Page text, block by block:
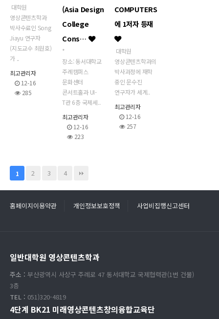
대학원
영상콘텐츠학과
박사수료인 Song
Jiayu 연구자
(지도교수 최원호)
가 ..
최고관리자
12-16
285
(Asia Design
College
Cons…
*
장소: 동서대학교
주례캠퍼스
문화센터
콘서트홀과 UI-
T관 6층 국제세..
최고관리자
12-16
223
COMPUTERS
에 1저자 등재
대학원
영상콘텐츠학과의
박사과정에 재학
중인 문수진
연구자가 세계..
최고관리자
12-16
257
1 2 3 4
홈페이지이용약관 개인정보보호정책 사업비집행신고센터
일반대학원 영상콘텐츠학과
주소 : 부산광역시 사상구 주례로 47 동서대학교 국제협력관(1번 건물)
3층
TEL : 051)320-4819
4단계 BK21 미래영상콘텐츠창의융합교육단